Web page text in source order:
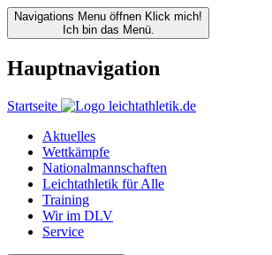
Navigations Menu öffnen Klick mich!
Ich bin das Menü.
Hauptnavigation
Startseite
Aktuelles
Wettkämpfe
Nationalmannschaften
Leichtathletik für Alle
Training
Wir im DLV
Service